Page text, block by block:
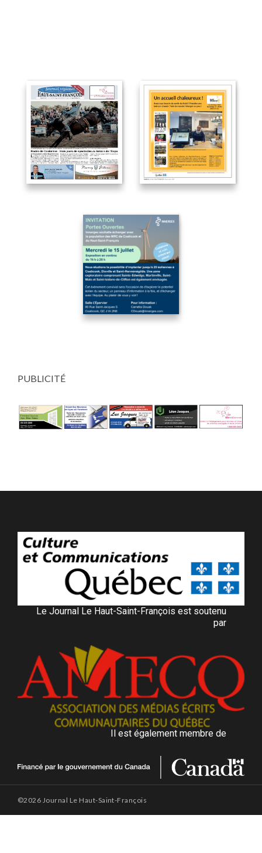
PUBLICITÉ
Le Journal Le Haut-Saint-François est soutenu
par
Il est également membre de
©2026 Journal Le Haut-Saint-François